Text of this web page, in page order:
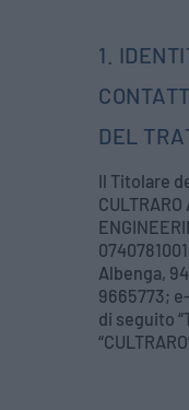
1.
DEL
Il Titolare
CULTRARO
Albenga,
9665773;
di seguito